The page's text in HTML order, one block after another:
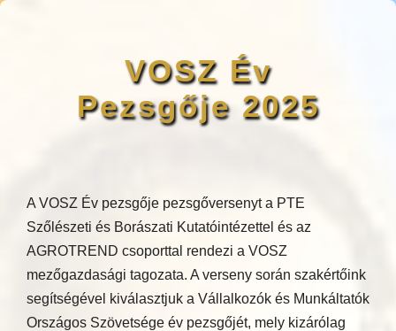
VOSZ Év
Pezsgője 2025
A VOSZ Év pezsgője pezsgőversenyt a PTE
Szőlészeti és Borászati Kutatóintézettel és az
AGROTREND csoporttal rendezi a VOSZ
mezőgazdasági tagozata. A verseny során szakértőink
segítségével kiválasztjuk a Vállalkozók és Munkáltatók
Országos Szövetsége év pezsgőjét, mely kizárólag